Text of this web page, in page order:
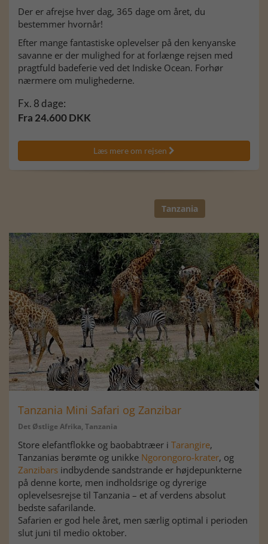
Der er afrejse hver dag, 365 dage om året, du
bestemmer hvornår!
Efter mange fantastiske oplevelser på den kenyanske
savanne er der mulighed for at forlænge rejsen med
pragtfuld badeferie ved det Indiske Ocean. Forhør
nærmere om mulighederne.
Fx. 8 dage:
Fra 24.600 DKK
Læs mere om rejsen 
Tanzania
Tanzania Mini Safari og Zanzibar
Det Østlige Afrika, Tanzania
Store elefantflokke og baobabtræer i Tarangire,
Tanzanias berømte og unikke Ngorongoro-krater, og
Zanzibars indbydende sandstrande er højdepunkterne
på denne korte, men indholdsrige og dyrerige
oplevelsesrejse til Tanzania – et af verdens absolut
bedste safarilande.
Safarien er god hele året, men særlig optimal i perioden
slut juni til medio oktober.